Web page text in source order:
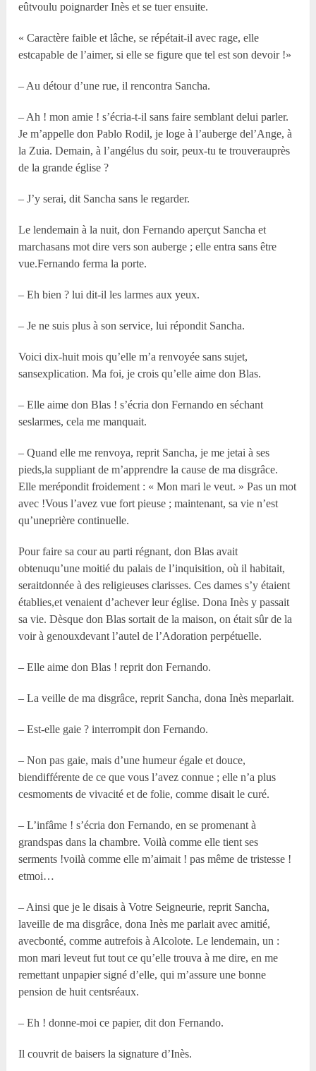
eûtvoulu poignarder Inès et se tuer ensuite.
« Caractère faible et lâche, se répétait-il avec rage, elle
estcapable de l’aimer, si elle se figure que tel est son devoir !»
– Au détour d’une rue, il rencontra Sancha.
– Ah ! mon amie ! s’écria-t-il sans faire semblant delui parler.
Je m’appelle don Pablo Rodil, je loge à l’auberge del’Ange, à
la Zuia. Demain, à l’angélus du soir, peux-tu te trouverauprès
de la grande église ?
– J’y serai, dit Sancha sans le regarder.
Le lendemain à la nuit, don Fernando aperçut Sancha et
marchasans mot dire vers son auberge ; elle entra sans être
vue.Fernando ferma la porte.
– Eh bien ? lui dit-il les larmes aux yeux.
– Je ne suis plus à son service, lui répondit Sancha.
Voici dix-huit mois qu’elle m’a renvoyée sans sujet,
sansexplication. Ma foi, je crois qu’elle aime don Blas.
– Elle aime don Blas ! s’écria don Fernando en séchant
seslarmes, cela me manquait.
– Quand elle me renvoya, reprit Sancha, je me jetai à ses
pieds,la suppliant de m’apprendre la cause de ma disgrâce.
Elle merépondit froidement : « Mon mari le veut. » Pas un mot
avec !Vous l’avez vue fort pieuse ; maintenant, sa vie n’est
qu’uneprière continuelle.
Pour faire sa cour au parti régnant, don Blas avait
obtenuqu’une moitié du palais de l’inquisition, où il habitait,
seraitdonnée à des religieuses clarisses. Ces dames s’y étaient
établies,et venaient d’achever leur église. Dona Inès y passait
sa vie. Dèsque don Blas sortait de la maison, on était sûr de la
voir à genouxdevant l’autel de l’Adoration perpétuelle.
– Elle aime don Blas ! reprit don Fernando.
– La veille de ma disgrâce, reprit Sancha, dona Inès meparlait.
– Est-elle gaie ? interrompit don Fernando.
– Non pas gaie, mais d’une humeur égale et douce,
biendifférente de ce que vous l’avez connue ; elle n’a plus
cesmoments de vivacité et de folie, comme disait le curé.
– L’infâme ! s’écria don Fernando, en se promenant à
grandspas dans la chambre. Voilà comme elle tient ses
serments !voilà comme elle m’aimait ! pas même de tristesse !
etmoi…
– Ainsi que je le disais à Votre Seigneurie, reprit Sancha,
laveille de ma disgrâce, dona Inès me parlait avec amitié,
avecbonté, comme autrefois à Alcolote. Le lendemain, un :
mon mari leveut fut tout ce qu’elle trouva à me dire, en me
remettant unpapier signé d’elle, qui m’assure une bonne
pension de huit centsréaux.
– Eh ! donne-moi ce papier, dit don Fernando.
Il couvrit de baisers la signature d’Inès.